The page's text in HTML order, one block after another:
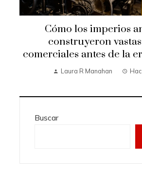
Cómo los imperios
construyeron
comerciales antes de la
Laura R Manahan
Buscar